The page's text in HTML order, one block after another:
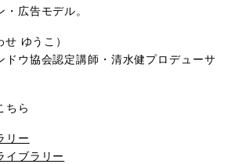
広告モデル。
ゆうこ）
ドウ協会認定講師・清水健プロデューサ
ちら
リー
イブラリー